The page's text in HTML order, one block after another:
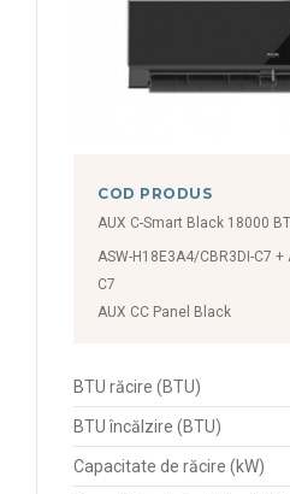
COD PRODUS
AUX C-Smart Black 18000
ASW-H18E3A4/CBR3DI-C7 +
C7
AUX CC Panel Black
BTU răcire (BTU)
BTU încălzire (BTU)
Capacitate de răcire (kW)